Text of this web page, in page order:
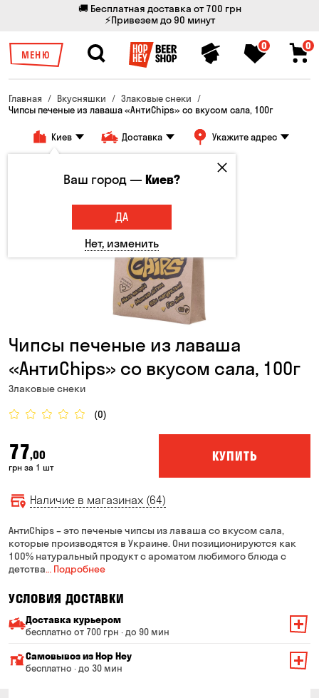
🚚 Бесплатная доставка от 700 грн
⚡Привезем до 90 минут
МЕНЮ
0 0
Главная Вкусняшки
Злаковые снеки
Чипсы печеные из лаваша «АнтиChips» со вкусом сала, 100г
Киев Доставка Укажите адрес
Чипсы печеные из лаваша
«АнтиChips» со вкусом сала, 100г
Злаковые снеки
(0)
77,00
грн за 1 шт
КУПИТЬ
Наличие в магазинах (64)
АнтиChips – это печеные чипсы из лаваша со вкусом сала,
которые производятся в Украине. Они позиционируются как
100% натуральный продукт с ароматом любимого блюда с
детства… Подробнее
УСЛОВИЯ ДОСТАВКИ
Доставка курьером
бесплатно от 700 грн · до 90 мин
Минимальная сумма всего заказа — 200 грн
Стоимость доставки зависит от суммы всего заказа:
Самовывоз из Hop Hey
бесплатно · до 30 мин
Ваш город —Киев?
ДА
Нет, изменить